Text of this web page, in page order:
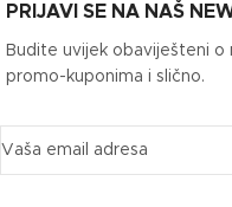
PRIJAVI SE NA NAŠ
Budite uvijek obaviješteni o
promo-kuponima i slično.